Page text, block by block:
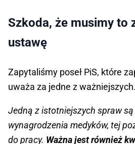
Szkoda, że musimy to
ustawę
Zapytaliśmy poseł PiS, które
uważa za jedne z ważniejszych.
Jedną z istotniejszych spraw
wynagrodzenia medyków, tej
do pracy. Ważna jest również